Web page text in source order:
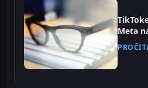
Meta